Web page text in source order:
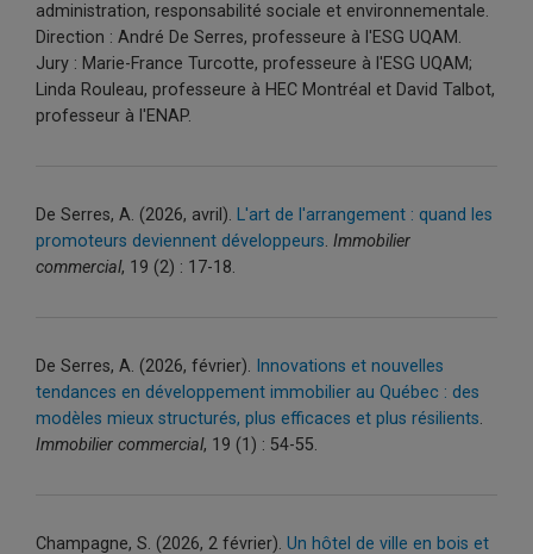
administration, responsabilité sociale et environnementale.
Direction : André De Serres, professeure à l'ESG UQAM.
Jury : Marie-France Turcotte, professeure à l'ESG UQAM;
Linda Rouleau, professeure à HEC Montréal et David Talbot,
professeur à l'ENAP.
De Serres, A. (2026, avril). L'art de l'arrangement : quand les
promoteurs deviennent développeurs. Immobilier
commercial, 19 (2) : 17-18.
De Serres, A. (2026, février). Innovations et nouvelles
tendances en développement immobilier au Québec : des
modèles mieux structurés, plus efficaces et plus résilients.
Immobilier commercial, 19 (1) : 54-55.
Champagne, S. (2026, 2 février). Un hôtel de ville en bois et